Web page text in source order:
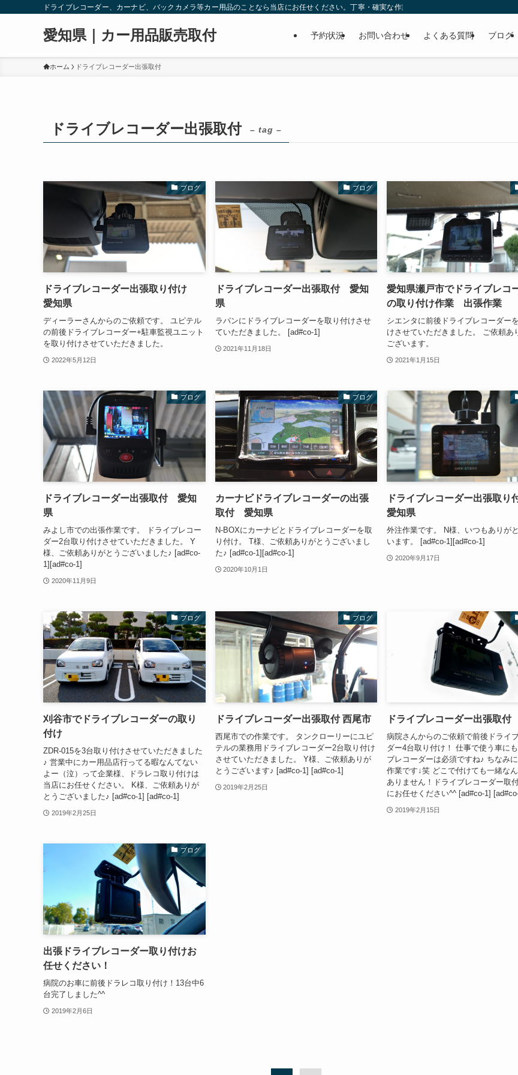
ドライブレコーダー、カーナビ、バックカメラ等カー用品のことなら当店にお任せください。丁寧・確実な作業で個人様だけでなくディーラ
愛知県｜カー用品販売取付 予約状況 お問い合わせ よくある質問 ブログ
ホーム ドライブレコーダー出張取付
ドライブレコーダー出張取付 – tag –
ブログ
ドライブレコーダー出張取り付け
愛知県
ディーラーさんからのご依頼です。 ユピテル
の前後ドライブレコーダー+駐車監視ユニット
を取り付けさせていただきました。
2022年5月12日
ブログ
ドライブレコーダー出張取付 愛知
県
ラパンにドライブレコーダーを取り付けさせ
ていただきました。 [ad#co-1]
2021年11月18日
愛知県瀬戸市でドライブレコ
の取り付け作業 出張作業
シエンタに前後ドライブレコーダー
けさせていただきました。 ご依頼あ
ございます。
2021年1月15日
ブログ
ドライブレコーダー出張取付 愛知
県
みよし市での出張作業です。 ドライブレコー
ダー2台取り付けさせていただきました。 Y
様、ご依頼ありがとうございました♪ [ad#co-
1][ad#co-1]
2020年11月9日
ブログ
カーナビドライブレコーダーの出張
取付 愛知県
N-BOXにカーナビとドライブレコーダーを取
り付け。 T様、ご依頼ありがとうございまし
た♪ [ad#co-1][ad#co-1]
2020年10月1日
ドライブレコーダー出張取り
愛知県
外注作業です。 N様、いつもありが
います。 [ad#co-1][ad#co-1]
2020年9月17日
ブログ
刈谷市でドライブレコーダーの取り
付け
ZDR-015を3台取り付けさせていただきました
♪ 営業中にカー用品店行ってる暇なんてない
よー（泣）って企業様、ドラレコ取り付けは
当店にお任せください。 K様、ご依頼ありが
とうございました♪ [ad#co-1] [ad#co-1]
2019年2月25日
ブログ
ドライブレコーダー出張取付 西尾市
西尾市での作業です。 タンクローリーにユピ
テルの業務用ドライブレコーダー2台取り付け
させていただきました。 Y様、ご依頼ありが
とうございます♪ [ad#co-1] [ad#co-1]
2019年2月25日
ドライブレコーダー出張取付
病院さんからのご依頼で前後ドライ
ダー4台取り付け！ 仕事で使う車に
ブレコーダーは必須ですね♪ ちなみ
作業です↓笑 どこで付けても一緒な
ありません！ドライブレコーダー取
にお任せください^^ [ad#co-1]
2019年2月15日
ブログ
出張ドライブレコーダー取り付けお
任せください！
病院のお車に前後ドラレコ取り付け！13台中6
台完了しました^^
2019年2月6日